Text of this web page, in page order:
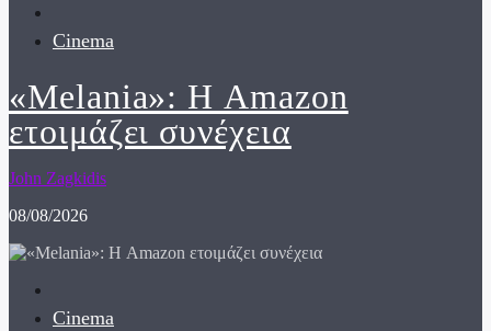
Cinema
«Melania»: Η Amazon
ετοιμάζει συνέχεια
John Zagkidis
08/08/2026
Cinema